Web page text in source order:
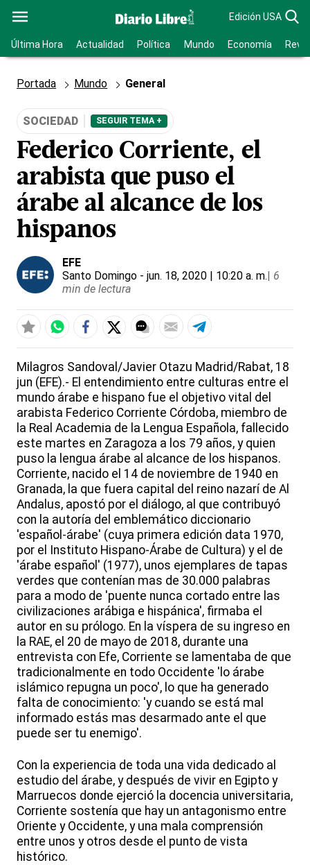
Edición USA
Última Hora Actualidad Política Mundo Economía
Portada Mundo General
SOCIEDAD SEGUIR TEMA +
Federico Corriente, el
arabista que puso el
árabe al alcance de los
hispanos
EFE
Santo Domingo - jun. 18, 2020 | 10:20 a. m.| 6
min de lectura
Milagros Sandoval/Javier Otazu Madrid/Rabat, 18
jun (EFE).- El entendimiento entre culturas entre el
mundo árabe e hispano fue el objetivo vital del
arabista Federico Corriente Córdoba, miembro de
la Real Academia de la Lengua Española, fallecido
este martes en Zaragoza a los 79 años, y quien
puso la lengua árabe al alcance de los hispanos.
Corriente, nacido el 14 de noviembre de 1940 en
Granada, la que fuera capital del reino nazarí de Al
Andalus, apostó por el diálogo, al que contribuyó
con la autoría del emblemático diccionario
'español-árabe' (cuya primera edición data 1970,
por el Instituto Hispano-Árabe de Cultura) y el de
'árabe español' (1977), unos ejemplares de tapas
verdes que contenían mas de 30.000 palabras
para a modo de 'puente nunca cortado entre las
civilizaciones arábiga e hispánica', firmaba el
autor en su prólogo. En la víspera de su ingreso en
la RAE, el 20 de mayo de 2018, durante una
entrevista con Efe, Corriente se lamentaba de que
tradicionalmente en todo Occidente 'lo árabe
islámico repugna un poco', lo que ha generado
falta de conocimiento: 'y cuando se está mal
informado estás mas desarmado ante el que
puede ser tu enemigo'.
Con la experiencia de toda una vida dedicado al
estudio del árabe, y después de vivir en Egipto y
Marruecos donde ejerció la docencia universitaria,
Corriente sostenía que hay un antagonismo entre
Oriente y Occidente, y una mala comprensión
entre unos y otros desde el punto de vista
histórico.